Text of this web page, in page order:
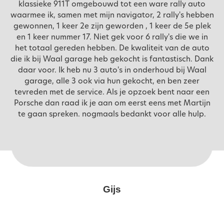
klassieke 911T omgebouwd tot een ware rally auto
waarmee ik, samen met mijn navigator, 2 rally's hebben
gewonnen, 1 keer 2e zijn geworden , 1 keer de 5e plek
en 1 keer nummer 17. Niet gek voor 6 rally's die we in
het totaal gereden hebben. De kwaliteit van de auto
die ik bij Waal garage heb gekocht is fantastisch. Dank
daar voor. Ik heb nu 3 auto's in onderhoud bij Waal
garage, alle 3 ook via hun gekocht, en ben zeer
tevreden met de service. Als je opzoek bent naar een
Porsche dan raad ik je aan om eerst eens met Martijn
te gaan spreken. nogmaals bedankt voor alle hulp.
Gijs